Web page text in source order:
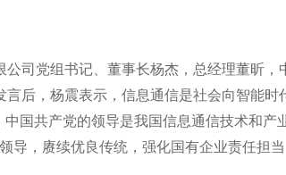
司党组书记、董事长杨杰，总经理董昕
后，杨震表示，信息通信是社会向智能
国共产党的领导是我国信息通信技术和
导，赓续优良传统，强化国有企业责任担